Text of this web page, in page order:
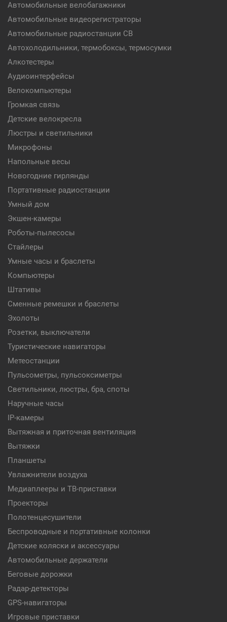
Автомобильные велобагажники
Автомобильные видеорегистраторы
Автомобильные радиостанции CB
Автохолодильники, термобоксы, термосумки
Алкотестеры
Аудиоинтерфейсы
Велокомпьютеры
Громкая связь
Детские велокресла
Люстры и светильники
Микрофоны
Напольные весы
Новогодние гирлянды
Портативные радиостанции
Умный дом
Экшен-камеры
Роботы-пылесосы
Стайлеры
Умные часы и браслеты
Компьютеры
Штативы
Сменные ремешки и браслеты
Эхолоты
Розетки, выключатели
Туристические навигаторы
Метеостанции
Пульсометры, пульсоксиметры
Светильники, люстры, бра, споты
Наручные часы
IP-камеры
Вытяжная и приточная вентиляция
Вытяжки
Планшеты
Увлажнители воздуха
Медиаплееры и ТВ-приставки
Проекторы
Полотенцесушители
Беспроводные и портативные колонки
Детские коляски и аксессуары
Автомобильные держатели
Беговые дорожки
Радар-детекторы
GPS-навигаторы
Игровые приставки